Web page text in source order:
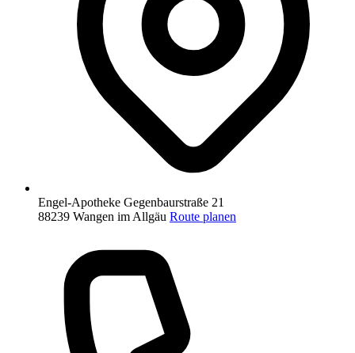
Engel-Apotheke Gegenbaurstraße 21
88239 Wangen im Allgäu Route planen